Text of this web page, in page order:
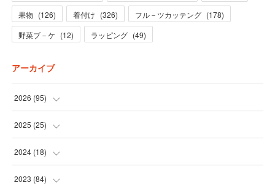
果物 (126) 着付け (326) フル－ツカッテング (178)
野菜ブ－ケ (12) ラッピング (49)
アーカイブ
2026 (95)
(5
(31 )
(28
2025 (25)
(3
(19 )
2024(18)
(1
2023 (84)